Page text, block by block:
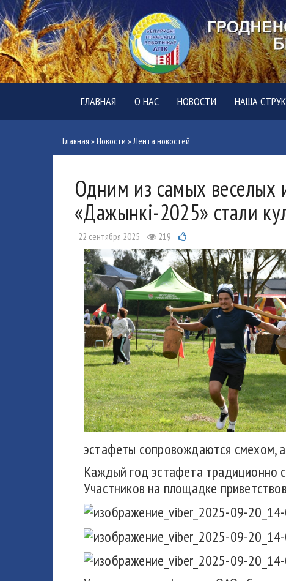
ГЛАВНАЯ О НАС НОВОСТИ НАША
Главная »Новости »Лента новостей
Одним из самых веселых
«Дажынкі-2025» стали
22 сентября 2025 219
эстафеты сопровождаются смехом,
Каждый год эстафета традиционно
Участников на площадке